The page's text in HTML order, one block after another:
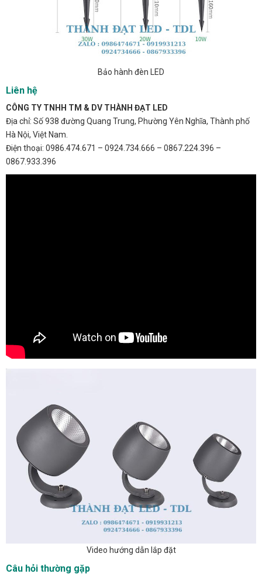
Bảo hành đèn LED
Liên hệ
CÔNG TY TNHH TM & DV THÀNH ĐẠT LED
Địa chỉ: Số 938 đường Quang Trung, Phường Yên Nghĩa, Thành phố
Hà Nội, Việt Nam.
Điện thoại: 0986.474.671 – 0924.734.666 – 0867.224.396 –
0867.933.396
Video hướng dẫn lắp đặt
Câu hỏi thường gặp